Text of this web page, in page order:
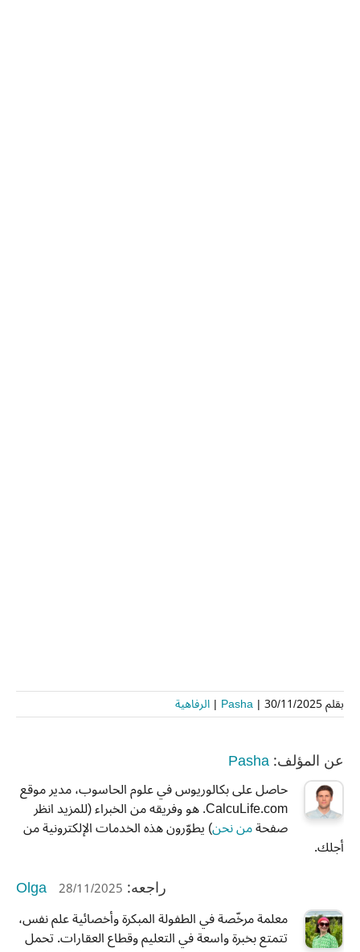
بقلم Pasha | 30/11/2025
| الرفاهية
عن المؤلف: Pasha
حاصل على بكالوريوس في علوم الحاسوب، مدير موقع
CalcuLife.com. هو وفريقه من الخبراء (للمزيد انظر
صفحةمن نحن) يطوّرون هذه الخدمات الإلكترونية من
أجلك.
راجعه: Olga 28/11/2025
معلمة مرخّصة في الطفولة المبكرة وأخصائية علم نفس،
تتمتع بخبرة واسعة في التعليم وقطاع العقارات. تحمل